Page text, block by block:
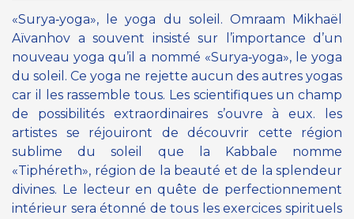
«Surya‑yoga», le yoga du soleil. Omraam Mikhaël
Aïvanhov a souvent insisté sur l’importance d’un
nouveau yoga qu’il a nommé «Surya‑yoga», le yoga
du soleil. Ce yoga ne rejette aucun des autres yogas
car il les rassemble tous. Les scientifiques un champ
de possibilités extraordinaires s’ouvre à eux. les
artistes se réjouiront de découvrir cette région
sublime du soleil que la Kabbale nomme
«Tiphéreth», région de la beauté et de la splendeur
divines. Le lecteur en quête de perfectionnement
intérieur sera étonné de tous les exercices spirituels